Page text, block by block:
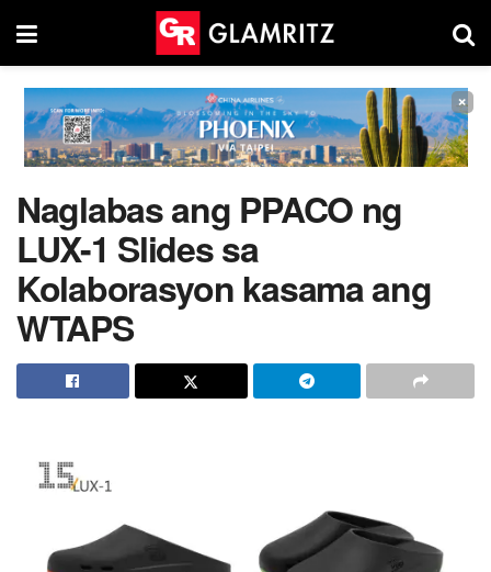
×
Naglabas ang PPACO ng
LUX-1 Slides sa
Kolaborasyon kasama ang
WTAPS